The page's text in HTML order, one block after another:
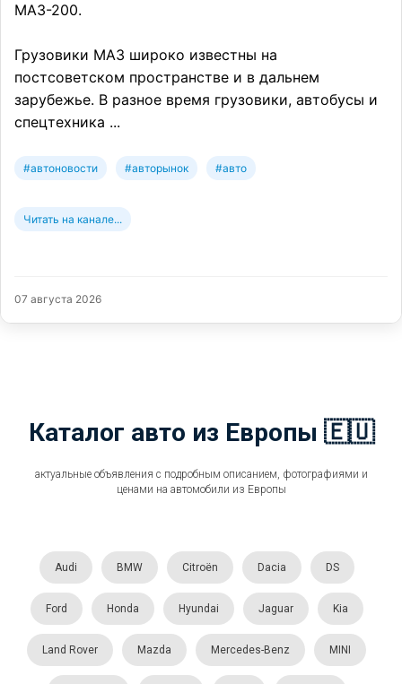
МАЗ-200.
Грузовики МАЗ широко известны на
постсоветском пространстве и в дальнем
зарубежье. В разное время грузовики, автобусы и
спецтехника ...
#автоновости #авторынок #авто
Читать на канале...
07 августа 2026
Каталог авто из Европы 🇪🇺
актуальные объявления с подробным описанием, фотографиями и
ценами на автомобили из Европы
Audi BMW Citroën Dacia DS
Ford Honda Hyundai Jaguar Kia
Land Rover Mazda Mercedes-Benz MINI